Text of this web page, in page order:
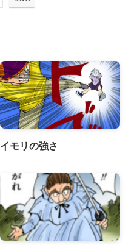
イモリの強さ